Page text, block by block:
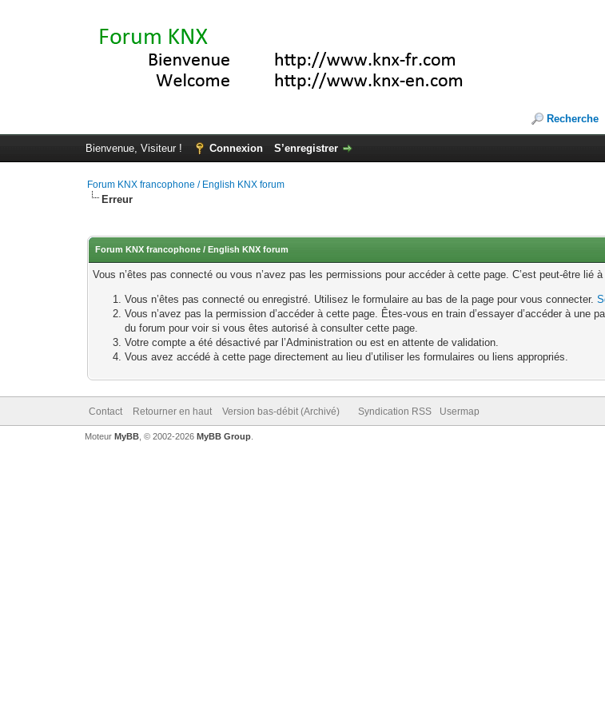
Recherche
Bienvenue, Visiteur ! Connexion S’enregistrer
Forum KNX francophone / English KNX forum
Erreur
Forum KNX francophone / English KNX forum
Vous n’êtes pas connecté ou vous n’avez pas les permissions pour accéder à cette page. C’est peut-être lié
Vous n’êtes pas connecté ou enregistré. Utilisez le formulaire au bas de la page pour vous connecter.
Vous n’avez pas la permission d’accéder à cette page. Êtes-vous en train d’essayer d’accéder à une
du forum pour voir si vous êtes autorisé à consulter cette page.
Votre compte a été désactivé par l’Administration ou est en attente de validation.
Vous avez accédé à cette page directement au lieu d’utiliser les formulaires ou liens appropriés.
Contact Retourner en haut Version bas-débit (Archivé) Syndication RSS Usermap
Moteur MyBB, © 2002-2026 MyBB Group.